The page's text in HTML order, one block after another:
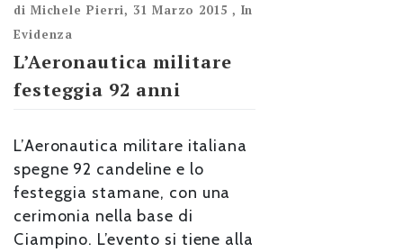
di Michele Pierri, 31 Marzo 2015 , In
Evidenza
L’Aeronautica militare
festeggia 92 anni
L’Aeronautica militare italiana
spegne 92 candeline e lo
festeggia stamane, con una
cerimonia nella base di
Ciampino. L’evento si tiene alla